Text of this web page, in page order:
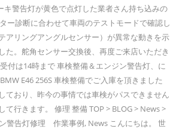
警告灯が黄色で点灯した業者さん持ち込みの
ー診断に合わせて車両のテストモードで確認し
アリングアングルセンサー）が異常な動きを示
た。舵角センサー交換後、再度ご来店いただき
時まで 車検整備＆エンジン警告灯、に
E46 256S 車検整備でご入庫を頂きました
ており、昨今の事情では車検がパスできません
行きます。 修理 整備 TOP > BLOG > News >
告灯修理 作業事例, News こんにちは。 世